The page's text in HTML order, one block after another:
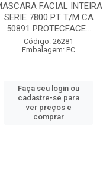
FACIAL INTEIRA
SERIE 7800 PT T/M CA
50891 PROTECFACE...
Código: 26281
Embalagem: PC
Faça seu login ou
cadastre-se para
ver preços e
comprar